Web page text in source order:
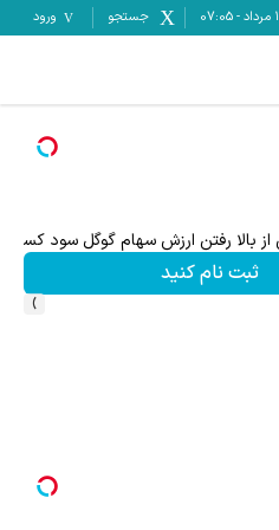
-
07:05 جستجو ورود
ثبت نام کنید
›